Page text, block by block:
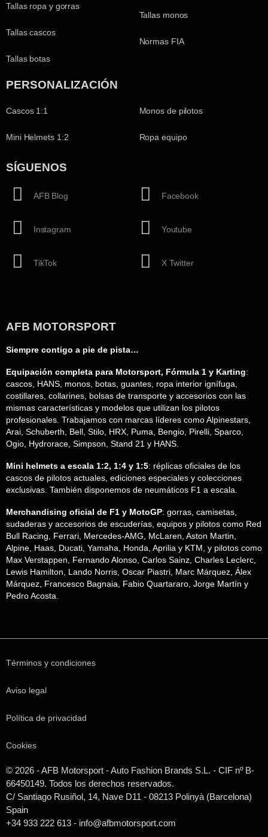
Tallas ropa y gorras
Tallas cascos
Tallas botas
Tallas monos
Normas FIA
PERSONALIZACIÓN
Cascos 1:1
Mini Helmets 1:2
Monos de pilotos
Ropa equipo
SÍGUENOS
AFB Blog
Instagram
TikTok
Facebook
Youtube
X Twitter
AFB MOTORSPORT
Siempre contigo a pie de pista…
Equipación completa para Motorsport, Fórmula 1 y Karting:
cascos, HANS, monos, botas, guantes, ropa interior ignífuga,
costillares, collarines, bolsas de transporte y accesorios con las
mismas características y modelos que utilizan los pilotos
profesionales. Trabajamos con marcas líderes como Alpinestars,
Arai, Schuberth, Bell, Stilo, HRX, Puma, Bengio, Pirelli, Sparco,
Ogio, Hydrorace, Simpson, Stand 21 y HANS.
Mini helmets a escala 1:2, 1:4 y 1:5: réplicas oficiales de los
cascos de pilotos actuales, ediciones especiales y colecciones
exclusivas. También disponemos de neumáticos F1 a escala.
Merchandising oficial de F1 y MotoGP: gorras, camisetas,
sudaderas y accesorios de escuderías, equipos y pilotos como Red
Bull Racing, Ferrari, Mercedes-AMG, McLaren, Aston Martin,
Alpine, Haas, Ducati, Yamaha, Honda, Aprilia y KTM, y pilotos como
Max Verstappen, Fernando Alonso, Carlos Sainz, Charles Leclerc,
Lewis Hamilton, Lando Norris, Oscar Piastri, Marc Márquez, Álex
Márquez, Francesco Bagnaia, Fabio Quartararo, Jorge Martín y
Pedro Acosta.
Términos y condiciones
Aviso legal
Política de privacidad
Cookies
© 2026 - AFB Motorsport - Auto Fashion Brands S.L. - CIF nº B-
66450149. Todos los derechos reservados.
C/ Santiago Rusiñol, 14, Nave D11 - 08213 Polinyà (Barcelona)
Spain
+34 933 222 613 - info@afbmotorsport.com